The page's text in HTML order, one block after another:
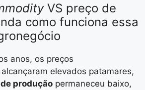
VS preço de
como funciona essa
anos, os preços
alcançaram elevados patamares,
produção permaneceu baixo,